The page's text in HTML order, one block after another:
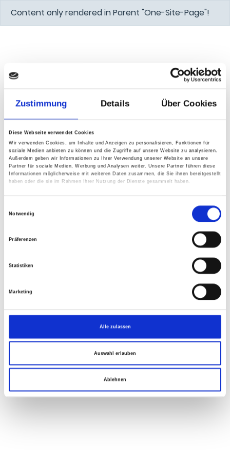
Zustimmung Details Über Cookies
Diese Webseite verwendet Cookies
Wir verwenden Cookies, um Inhalte und Anzeigen zu personalisieren, Funktionen für
soziale Medien anbieten zu können und die Zugriffe auf unsere Website zu analysieren.
Außerdem geben wir Informationen zu Ihrer Verwendung unserer Website an unsere
Partner für soziale Medien, Werbung und Analysen weiter. Unsere Partner führen diese
Informationen möglicherweise mit weiteren Daten zusammen, die Sie ihnen bereitgestellt
haben oder die sie im Rahmen Ihrer Nutzung der Dienste gesammelt haben.
Notwendig
Präferenzen
Statistiken
Marketing
Alle zulassen
Auswahl erlauben
Ablehnen
Content only rendered in Parent "One-Site-Page"!